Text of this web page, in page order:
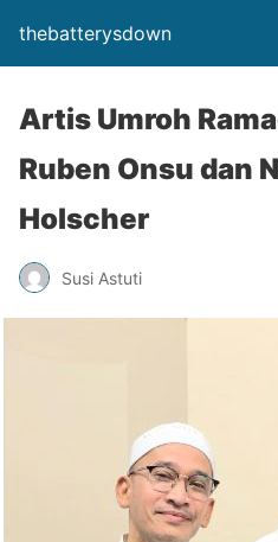
thebatterysdown
Artis Umroh
Ruben Onsu dan
Holscher
Susi Astuti